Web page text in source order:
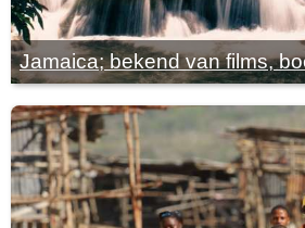
Jamaica; bekend van films,